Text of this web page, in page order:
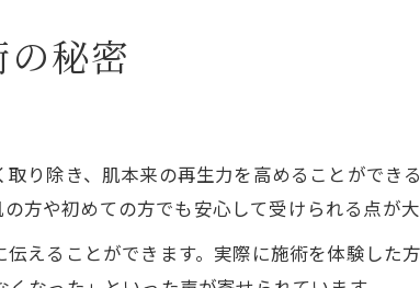
秘密
り除き、肌本来の再生力を高めることができ
方や初めての方でも安心して受けられる点が
えることができます。実際に施術を体験した